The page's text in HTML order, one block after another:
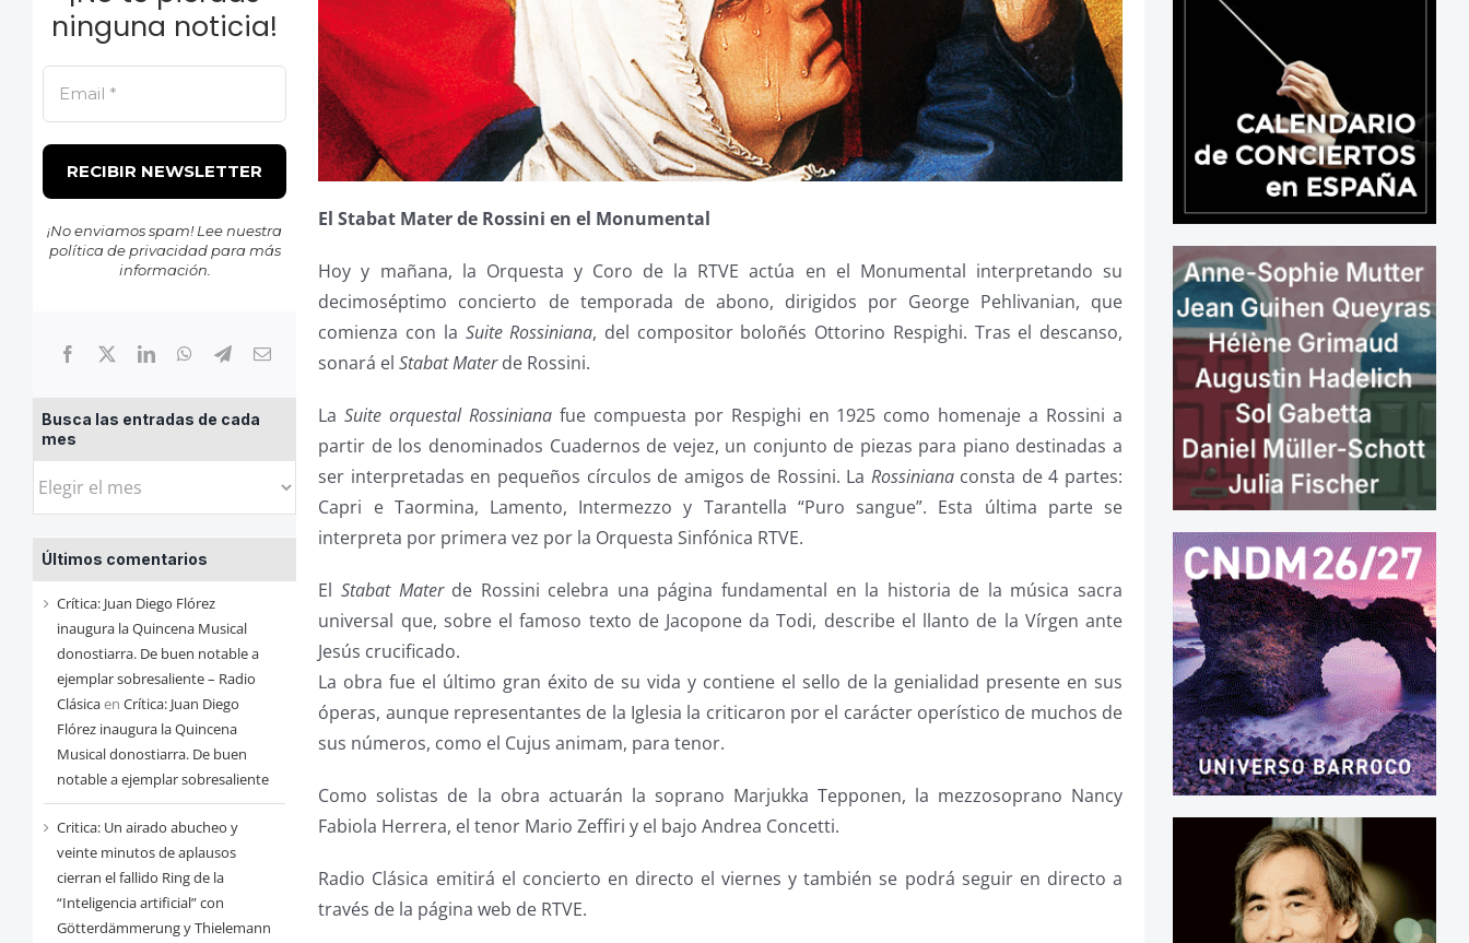
ninguna noticia!
¡No enviamos spam! Lee nuestra
política de privacidadpara más
información.
Busca las entradas de cada
mes
Busca
entradas
de
cada
mes
Últimos comentarios
Crítica: Juan Diego Flórez
inaugura la Quincena Musical
donostiarra. De buen notable a
ejemplar sobresaliente – Radio
Clásicaen Crítica: Juan Diego
Flórez inaugura la Quincena
Musical donostiarra. De buen
notable a ejemplar sobresaliente
Critica: Un airado abucheo y
veinte minutos de aplausos
cierran el fallido Ring de la
“Inteligencia artificial” con
Götterdämmerung y Thielemann
El Stabat Mater de Rossini en el Monumental
Hoy y mañana, la Orquesta y Coro de la RTVE actúa en el Monumental interpretando su
decimoséptimo concierto de temporada de abono, dirigidos por George Pehlivanian, que
comienza con la Suite Rossiniana, del compositor boloñés Ottorino Respighi. Tras el descanso,
sonará elStabat Materde Rossini.
LaSuite orquestal Rossiniana fue compuesta por Respighi en 1925 como homenaje a Rossini a
partir de los denominados Cuadernos de vejez, un conjunto de piezas para piano destinadas a
ser interpretadas en pequeños círculos de amigos de Rossini. La Rossinianaconsta de 4 partes:
Capri e Taormina, Lamento, Intermezzo y Tarantella “Puro sangue”. Esta última parte se
interpreta por primera vez por la Orquesta Sinfónica RTVE.
El Stabat Materde Rossini celebra una página fundamental en la historia de la música sacra
universal que, sobre el famoso texto de Jacopone da Todi, describe el llanto de la Vírgen ante
Jesús crucificado.
La obra fue el último gran éxito de su vida y contiene el sello de la genialidad presente en sus
óperas, aunque representantes de la Iglesia la criticaron por el carácter operístico de muchos de
sus números, como el Cujus animam, para tenor.
Como solistas de la obra actuarán la soprano Marjukka Tepponen, la mezzosoprano Nancy
Fabiola Herrera, el tenor Mario Zeffiri y el bajo Andrea Concetti.
Radio Clásica emitirá el concierto en directo el viernes y también se podrá seguir en directo a
través de la página web de RTVE.